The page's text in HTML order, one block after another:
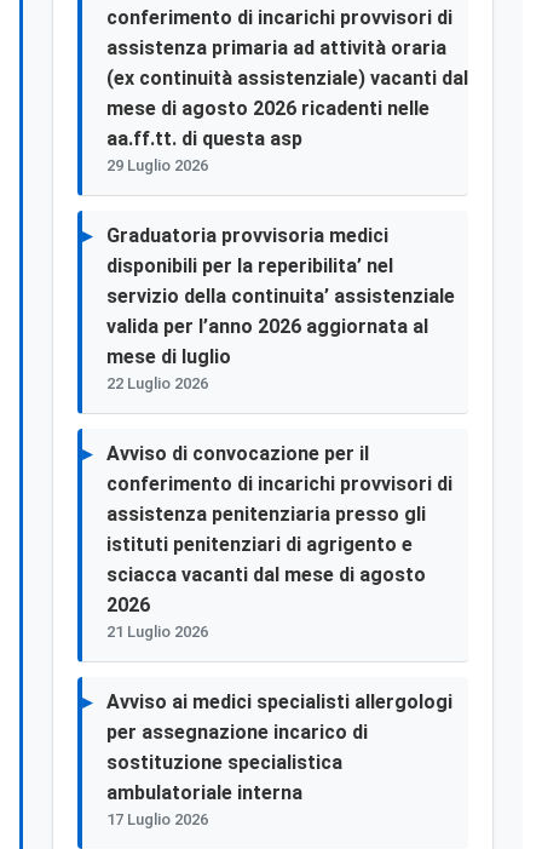
conferimento di incarichi provvisori di
assistenza primaria ad attività oraria
(ex continuità assistenziale) vacanti dal
mese di agosto 2026 ricadenti nelle
aa.ff.tt. di questa asp
29 Luglio 2026
Graduatoria provvisoria medici
disponibili per la reperibilita’ nel
servizio della continuita’ assistenziale
valida per l’anno 2026 aggiornata al
mese di luglio
22 Luglio 2026
Avviso di convocazione per il
conferimento di incarichi provvisori di
assistenza penitenziaria presso gli
istituti penitenziari di agrigento e
sciacca vacanti dal mese di agosto
2026
21 Luglio 2026
Avviso ai medici specialisti allergologi
per assegnazione incarico di
sostituzione specialistica
ambulatoriale interna
17 Luglio 2026